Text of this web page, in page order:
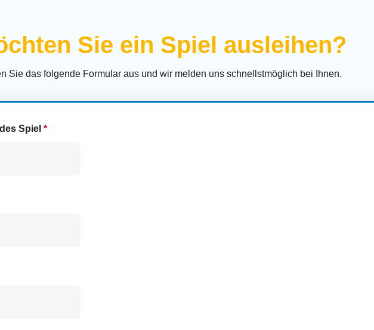
Sie ein Spiel ausleihen?
Sie das folgende Formular aus und wir melden uns schnellstmöglich bei Ihnen.
Spiel *